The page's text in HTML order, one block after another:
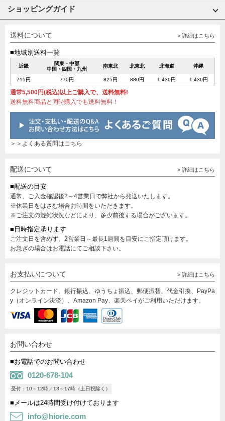
ショッピングガイド
送料について > 詳細はこちら
■地域別送料一覧
近畿
関東・中部
中国・四国・九州
南東北 北東北 北海道 沖縄
715円 770円 825円 880円 1,430円 1,430円
通常5,500円(税込)以上ご購入で、送料無料!
送料無料商品と同時購入でも送料無料！
＞＞よくある質問はこちら
配送について > 詳細はこちら
■配送の目安
通常、ご入金確認後2～4営業日で弊社から発送いたします。
※休業日をはさむ場合お時間をいただきます。
※ご注文の混雑状況などにより、多少前後する場合がございます。
■日時指定承ります
ご注文日を含めず、2営業日～最長1週間を目安にご指定頂けます。
お急ぎの場合はお電話にてご相談下さい。
お支払いについて > 詳細はこちら
クレジットカード、銀行振込、ゆうちょ振込、郵便振替、代金引換、PayPa
y（オンライン決済）、Amazon Pay、楽天ペイがご利用いただけます。
お問い合わせ
■お電話でのお問い合わせ
0120-678-104
受付：10～12時／13～17時（土日祝除く）
■メールは24時間受け付けております
info@hiorie.com